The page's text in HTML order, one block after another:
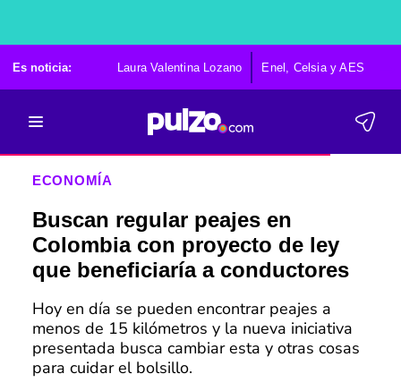
Es noticia: Laura Valentina Lozano Enel, Celsia y AES
ECONOMÍA
Buscan regular peajes en
Colombia con proyecto de ley
que beneficiaría a conductores
Hoy en día se pueden encontrar peajes a
menos de 15 kilómetros y la nueva iniciativa
presentada busca cambiar esta y otras cosas
para cuidar el bolsillo.